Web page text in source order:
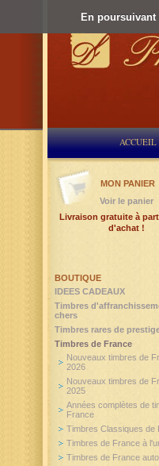
En
ACCUEIL
BOUTIQUE
IDEES CADEAUX
Timbres
chers
Timbres rares de
Timbres de France
Nouveaux timbres de
2026
Nouveaux timbres de
2025
Années complètes de
France
Timbres Classiques de
Timbres de France à
Timbres de France
MON PANIER
Voir le panier
Livraison gratuite à
d'achat !